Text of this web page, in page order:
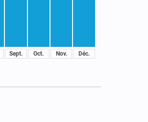
Sept. Oct. Nov. Déc.